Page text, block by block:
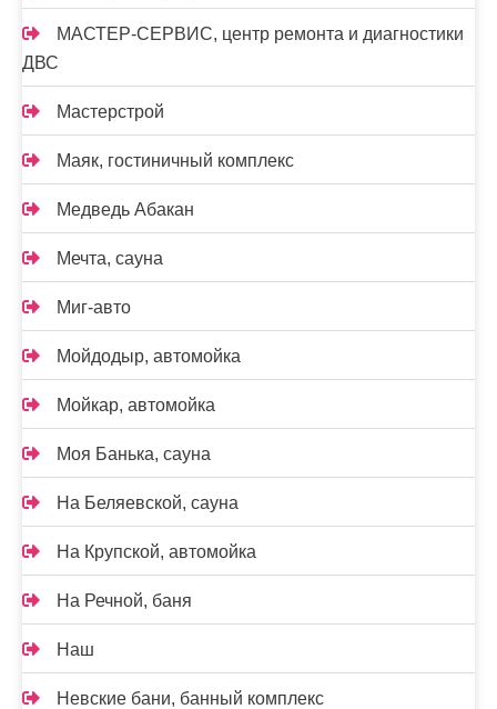
МАСТЕР-СЕРВИС, центр ремонта и диагностики
ДВС
Мастерстрой
Маяк, гостиничный комплекс
Медведь Абакан
Мечта, сауна
Миг-авто
Мойдодыр, автомойка
Мойкар, автомойка
Моя Банька, сауна
На Беляевской, сауна
На Крупской, автомойка
На Речной, баня
Наш
Невские бани, банный комплекс